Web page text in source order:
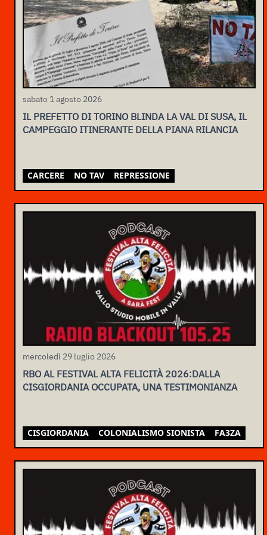
sabato 1 agosto 2026
IL PREFETTO DI TORINO BLINDA LA VAL DI SUSA, IL
CAMPEGGIO ITINERANTE DELLA PIANA RILANCIA
CARCERE NO TAV REPRESSIONE
mercoledì 29 luglio 2026
RBO AL FESTIVAL ALTA FELICITÀ 2026:DALLA
CISGIORDANIA OCCUPATA, UNA TESTIMONIANZA
CISGIORDANIA COLONIALISMO SIONISTA FA3ZA